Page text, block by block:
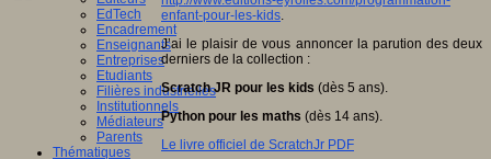
EdTech
Encadrement
Enseignants
Entreprises
Etudiants
Filières industrielles
Institutionnels
Médiateurs
Parents
Thématiques
enfant-pour-les-kids.
J’ai le plaisir de vous annoncer la parution des deux
derniers de la collection :
Scratch JR pour les kids (dès 5 ans).
Python pour les maths (dès 14 ans).
Le livre officiel de ScratchJr PDF